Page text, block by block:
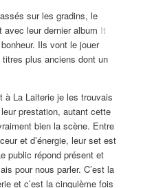
sur les gradins, le
leur dernier album It
Ils vont le jouer
plus anciens dont un
à La Laiterie je les trouvais
prestation, autant cette
bien la scène. Entre
et d’énergie, leur set est
public répond présent et
pour nous parler. C’est la
et c’est la cinquième fois